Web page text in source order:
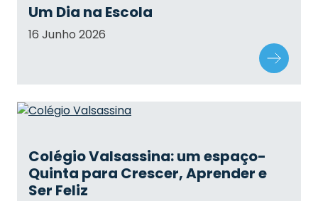
Um Dia na Escola
16 Junho 2026
Colégio Valsassina: um espaço-
Quinta para Crescer, Aprender e
Ser Feliz